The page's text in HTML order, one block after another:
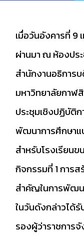
เมื่อวันอังคารที่ 9
ผ่านมา ณ ห้องปร
สำนักงานอธิการ
มหาวิทยาลัยกาฬ
ประชุมเชิงปฏิบัติ
พัฒนาการศึกษาแ
สำหรับโรงเรียน
กิจกรรมที่ 1 การ
สำคัญในการพัฒ
ในวันดังกล่าวได้
รองผู้ว่าราชการ